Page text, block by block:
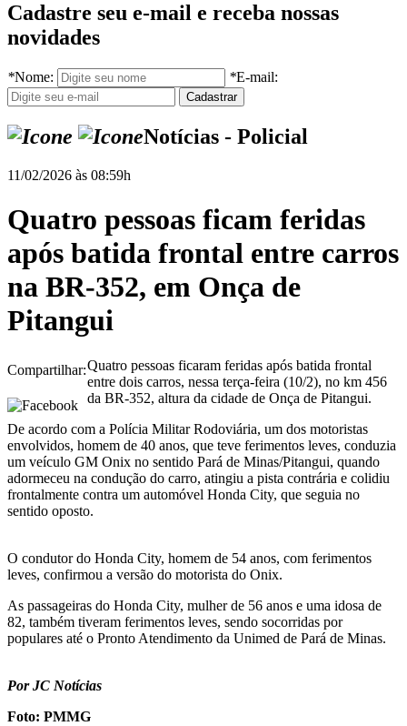
Cadastre seu e-mail e receba nossas
novidades
*Nome: *E-mail:
Notícias - Policial
11/02/2026 às 08:59h
Quatro pessoas ficam feridas
após batida frontal entre carros
na BR-352, em Onça de
Pitangui
Compartilhar:Quatro pessoas ficaram feridas após batida frontal
entre dois carros, nessa terça-feira (10/2), no km 456
da BR-352, altura da cidade de Onça de Pitangui.
De acordo com a Polícia Militar Rodoviária, um dos motoristas
envolvidos, homem de 40 anos, que teve ferimentos leves, conduzia
um veículo GM Onix no sentido Pará de Minas/Pitangui, quando
adormeceu na condução do carro, atingiu a pista contrária e colidiu
frontalmente contra um automóvel Honda City, que seguia no
sentido oposto.
O condutor do Honda City, homem de 54 anos, com ferimentos
leves, confirmou a versão do motorista do Onix.
As passageiras do Honda City, mulher de 56 anos e uma idosa de
82, também tiveram ferimentos leves, sendo socorridas por
populares até o Pronto Atendimento da Unimed de Pará de Minas.
Por JC Notícias
Foto: PMMG